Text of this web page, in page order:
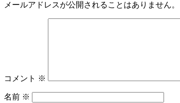
メールアドレスが公開されることはありません。
コメント ※
名前 ※